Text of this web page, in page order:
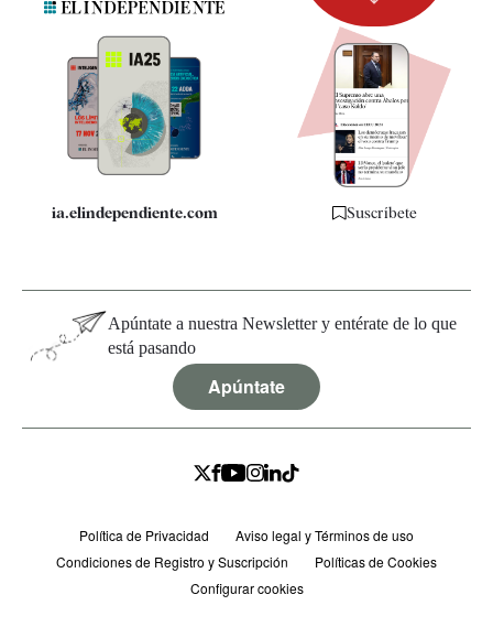
Quiénes somos
Especificaciones
ia.elindependiente.com Suscríbete
Apúntate a nuestra Newsletter y entérate de lo que
está pasando
Apúntate
Política de Privacidad
Aviso legal y Términos de uso
Condiciones de Registro y Suscripción
Políticas de Cookies
Configurar cookies